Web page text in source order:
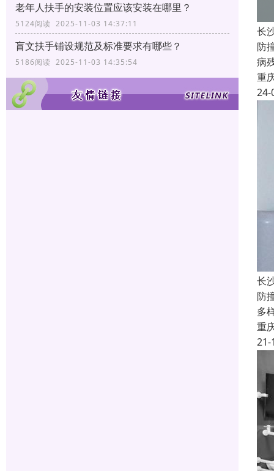
老年人扶手的安装位置应该安装在哪里？
5124阅读 2025-11-03 14:37:11
盲文扶手铺设规范及标准要求有哪些？
5186阅读 2025-11-03 14:35:54
长
防
病
重
24-
长
防
多
重
21-